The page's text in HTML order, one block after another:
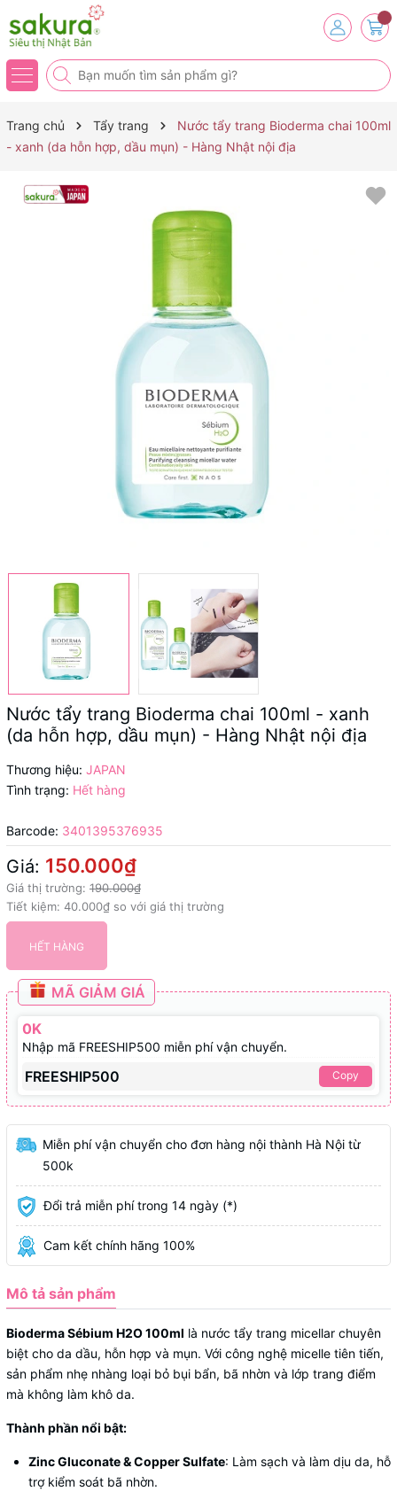
Trang chủ Tẩy trang
Nước tẩy trang Bioderma chai 100ml
- xanh (da hỗn hợp, dầu mụn) - Hàng Nhật nội địa
Nước tẩy trang Bioderma chai 100ml - xanh
(da hỗn hợp, dầu mụn) - Hàng Nhật nội địa
Thương hiệu: JAPAN
Tình trạng: Hết hàng
Barcode: 3401395376935
Giá: 150.000₫
Giá thị trường: 190.000₫
Tiết kiệm: 40.000₫ so với giá thị trường
HẾT HÀNG
MÃ GIẢM GIÁ
0K
Nhập mã FREESHIP500 miễn phí vận chuyển.
FREESHIP500 Copy
Miễn phí vận chuyển cho đơn hàng nội thành Hà Nội từ
500k
Đổi trả miễn phí trong 14 ngày (*)
Cam kết chính hãng 100%
Mô tả sản phẩm
Bioderma Sébium H2O 100ml là nước tẩy trang micellar chuyên
biệt cho da dầu, hỗn hợp và mụn. Với công nghệ micelle tiên tiến,
sản phẩm nhẹ nhàng loại bỏ bụi bẩn, bã nhờn và lớp trang điểm
mà không làm khô da.​
Thành phần nổi bật:
Zinc Gluconate & Copper Sulfate: Làm sạch và làm dịu da, hỗ
trợ kiểm soát bã nhờn.